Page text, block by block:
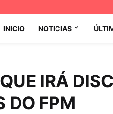
INICIO NOTICIAS
IRÁ
DO FPM